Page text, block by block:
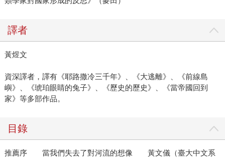
譯者
黃煜文
資深譯者，譯有《耶路撒冷三千年》、《大逃離》、《前線島
嶼》、《琥珀眼睛的兔子》、《歷史的歷史》、《當帝國回到
家》等多部作品。
目錄
推薦序 當我們失去了對河流的想像 黃文儀（臺大中文系